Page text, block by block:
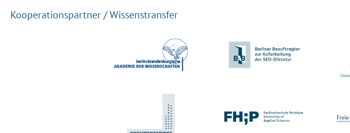
Kooperationspartner / Wissenstransfer